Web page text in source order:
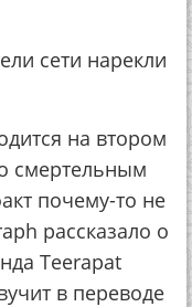
сети нарекли
на втором
смертельным
почему-то не
рассказало о
Teerapat
в переводе